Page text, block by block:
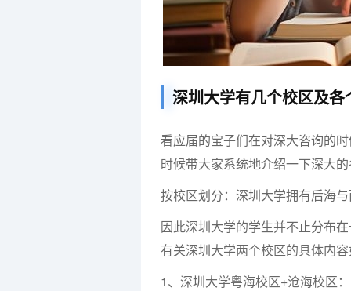
深圳大学有几个校区及各
看应届的宝子们在对深大咨询的
时候带大家系统地介绍一下深大
按校区划分：深圳大学拥有后海
因此深圳大学的学生并不止分布
有关深圳大学两个校区的具体内
1、深圳大学粤海校区+沧海校区：